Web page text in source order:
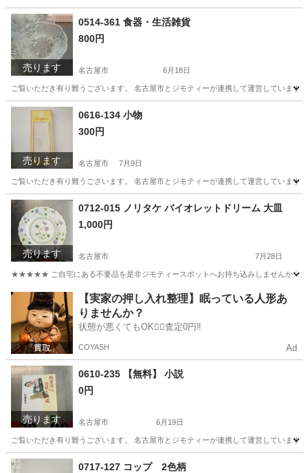
愛知 名古屋市 リユース
売ります
0514-361 食器・生活雑貨
800円
名古屋市 6月18日
ご覧いただき有り難うございます。 名古屋市とジモティーが連携して運営してい
愛知 名古屋市
売ります
0616-134 小物
300円
名古屋市 7月9日
ご覧いただき有り難うございます。 名古屋市とジモティーが連携して運営してい
愛知 名古屋市 リユース
売ります
0712-015 ノリタケ バイオレットドリーム 大皿
1,000円
名古屋市 7月28日
★★★★★ ご自宅にある不要品を是非ジモティースポットへお持ち込みしませんか？
愛知 名古屋市 食器 バイオレット
【実家の押し入れ整理】眠っている人形あ
りませんか？
状態が悪くてもOK🙆‍♀️査定0円‼️
COYASH Ad
売ります
0610-235 【無料】 小説
0円
名古屋市 6月19日
ご覧いただき有り難うございます。 名古屋市とジモティーが連携して運営してい
愛知 名古屋市 リユース
0717-127 コップ 2色柄